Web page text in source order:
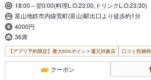
18:00～翌0:00(料理L.O.23:00,ドリンクL.O.23:30)
富山地鉄市内線荒町(富山)駅出口より徒歩約1分
4000円
36席
【アプリ予約限定】最大800ポイント還元対象店 口コミ投稿
クーポン